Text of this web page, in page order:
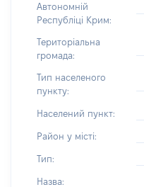
Автономній
Республіці Крим:
Територіальна
громада:
Тип населеного
пункту:
Населений пункт:
Район у місті:
Тип:
Назва: